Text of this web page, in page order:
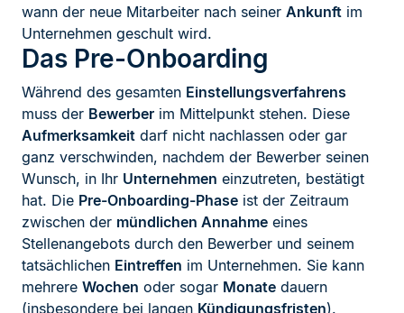
wann der neue Mitarbeiter nach seiner Ankunft im
Unternehmen geschult wird.
Das Pre-Onboarding
Während des gesamten Einstellungsverfahrens
muss der Bewerber im Mittelpunkt stehen. Diese
Aufmerksamkeit darf nicht nachlassen oder gar
ganz verschwinden, nachdem der Bewerber seinen
Wunsch, in Ihr Unternehmen einzutreten, bestätigt
hat. Die Pre-Onboarding-Phase ist der Zeitraum
zwischen der mündlichen Annahme eines
Stellenangebots durch den Bewerber und seinem
tatsächlichen Eintreffen im Unternehmen. Sie kann
mehrere Wochen oder sogar Monate dauern
(insbesondere bei langen Kündigungsfristen).